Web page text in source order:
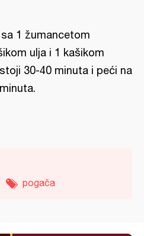
1 žumancetom
ulja i 1 kašikom
30-40 minuta i peći na
pogača